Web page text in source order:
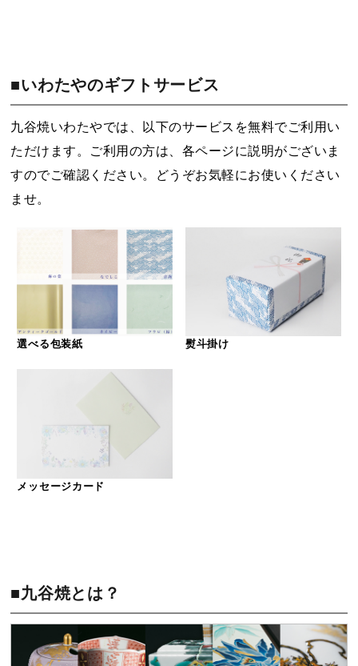
■いわたやのギフトサービス
九谷焼いわたやでは、以下のサービスを無料でご利用い
ただけます。ご利用の方は、各ページに説明がございま
すのでご確認ください。どうぞお気軽にお使いください
ませ。
選べる包装紙 熨斗掛け
メッセージカード
■九谷焼とは？